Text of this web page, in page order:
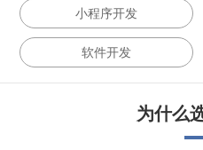
小程序开发
软件开发
为什么